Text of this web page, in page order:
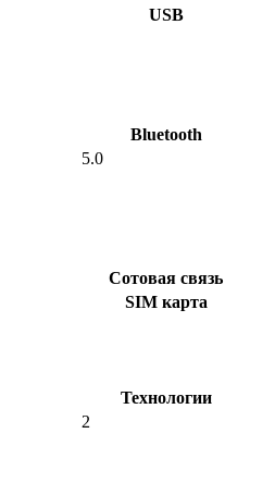
USB
Bluetooth
5.0
Сотовая связь
SIM карта
Технологии
2